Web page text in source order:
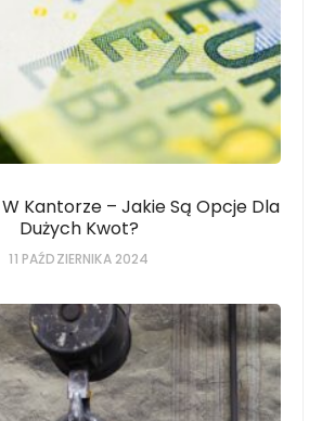
Kantorze – Jakie Są Opcje Dla
Dużych Kwot?
11 PAŹDZIERNIKA 2024